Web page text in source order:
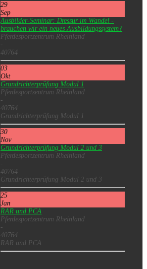
29
Sep
Ausbilder-Seminar: Dressur im Wandel -
brauchen wir ein neues Ausbildungssystem?
Pferdesportzentrum Rheinland
-
40764
03
Okt
Grundrichterprüfung Modul 1
Pferdesportzentrum Rheinland
-
40764
Grundrichterprüfung Modul 1
30
Nov
Grundrichterprüfung Modul 2 und 3
Pferdesportzentrum Rheinland
-
40764
Grundrichterprüfung Modul 2 und 3
25
Jan
RAR und PCA
Pferdesportzentrum Rheinland
-
40764
RAR und PCA